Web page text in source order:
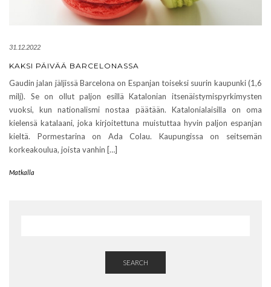
31.12.2022
KAKSI PÄIVÄÄ BARCELONASSA
Gaudin jalan jäljissä Barcelona on Espanjan toiseksi suurin kaupunki (1,6
milj). Se on ollut paljon esillä Katalonian itsenäistymispyrkimysten
vuoksi, kun nationalismi nostaa päätään. Katalonialaisilla on oma
kielensä katalaani, joka kirjoitettuna muistuttaa hyvin paljon espanjan
kieltä. Pormestarina on Ada Colau. Kaupungissa on seitsemän
korkeakoulua, joista vanhin […]
Matkalla
SEARCH